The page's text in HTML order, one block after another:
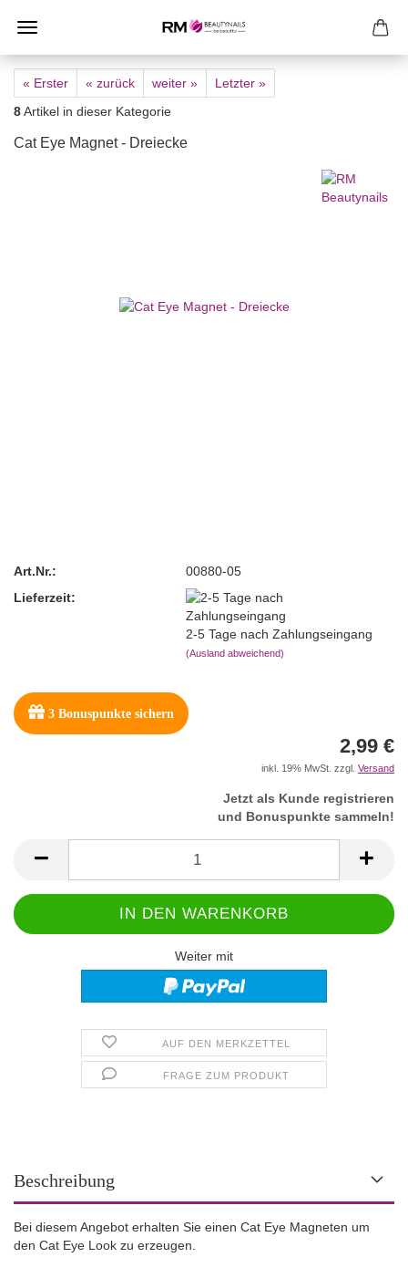
« Erster « zurück weiter »
Letzter »
8Artikel in dieser Kategorie
Cat Eye Magnet - Dreiecke
Art.Nr.:
00880-05
Lieferzeit:
2-5 Tage nach Zahlungseingang
(Ausland abweichend)
3 Bonuspunkte sichern
2,99 €
inkl. 19% MwSt. zzgl. Versand
Jetzt als Kunde registrieren
und Bonuspunkte sammeln!
Weiter mit
AUF DEN MERKZETTEL
FRAGE ZUM PRODUKT
Beschreibung
Bei diesem Angebot erhalten Sie einen Cat Eye Magneten um
den Cat Eye Look zu erzeugen.